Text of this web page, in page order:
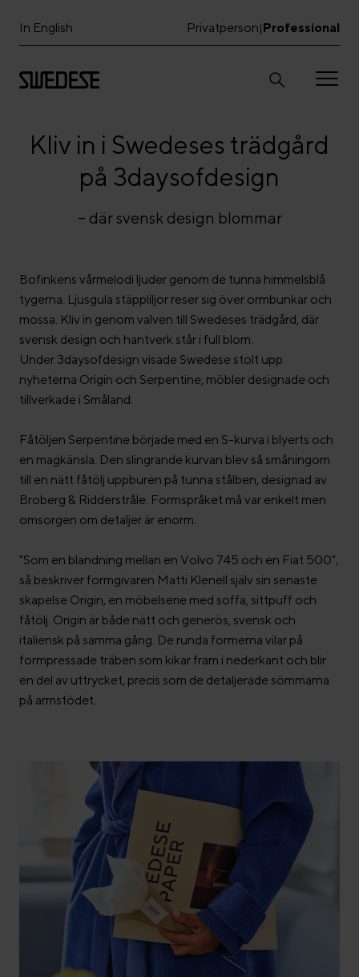
In English Professional
|
Privatperson
Kliv in i Swedeses trädgård
på 3daysofdesign
– där svensk design blommar
Bofinkens vårmelodi ljuder genom de tunna himmelsblå
tygerna. Ljusgula stäppliljor reser sig över ormbunkar och
mossa. Kliv in genom valven till Swedeses trädgård, där
svensk design och hantverk står i full blom.
Under 3daysofdesign visade Swedese stolt upp
nyheterna Origin och Serpentine, möbler designade och
tillverkade i Småland.
Fåtöljen Serpentine började med en S-kurva i blyerts och
en magkänsla. Den slingrande kurvan blev så småningom
till en nätt fåtölj uppburen på tunna stålben, designad av
Broberg & Ridderstråle. Formspråket må var enkelt men
omsorgen om detaljer är enorm.
"Som en blandning mellan en Volvo 745 och en Fiat 500",
så beskriver formgivaren Matti Klenell själv sin senaste
skapelse Origin, en möbelserie med soffa, sittpuff och
fåtölj. Origin är både nätt och generös, svensk och
italiensk på samma gång. De runda formerna vilar på
formpressade träben som kikar fram i nederkant och blir
en del av uttrycket, precis som de detaljerade sömmarna
på armstödet.